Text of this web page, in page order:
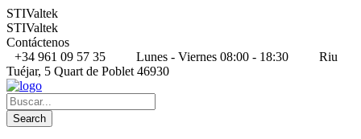
STIValtek
STIValtek
Contáctenos
+34 961 09 57 35
Lunes - Viernes 08:00 - 18:30
Riu
Tuéjar, 5 Quart de Poblet 46930